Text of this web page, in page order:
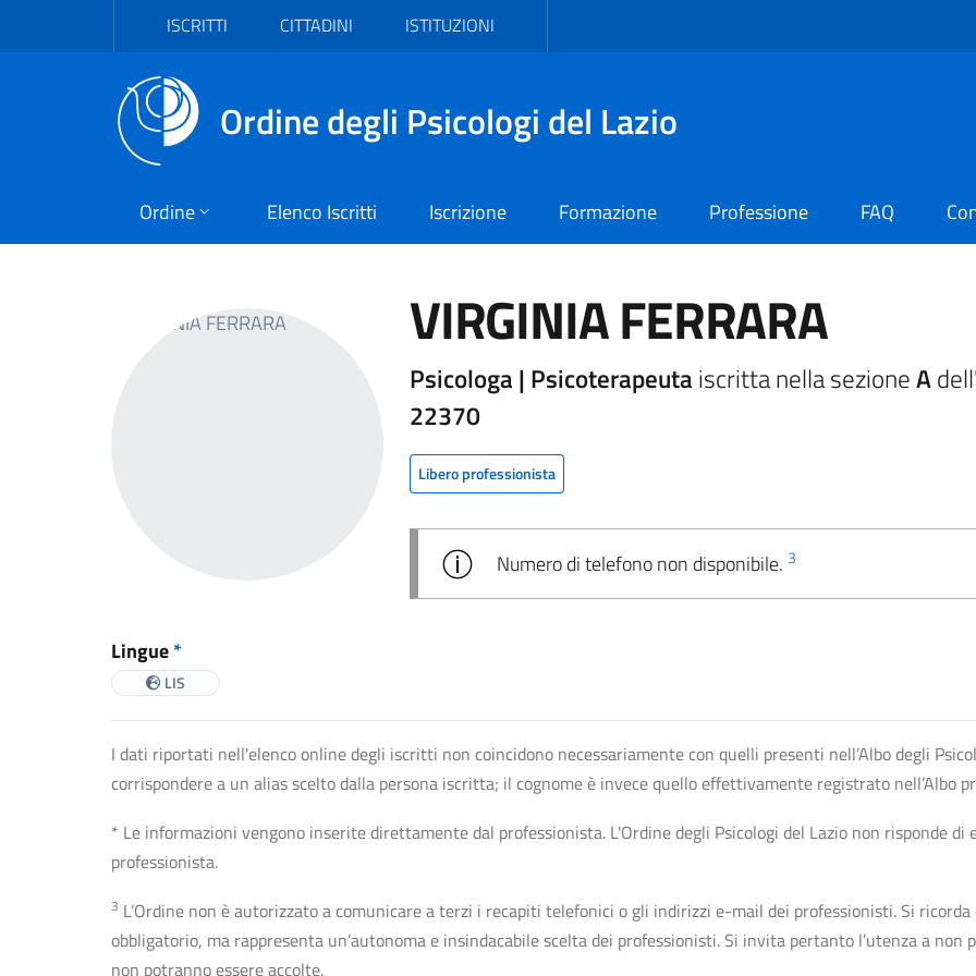
Vai al contenuto principale
ISCRITTI CITTADINI ISTITUZIONI
Ordine degli Psicologi del Lazio
Ordine Elenco Iscritti Iscrizione Formazione Professione FAQ
VIRGINIA FERRARA
Psicologa | Psicoterapeuta iscritta nella sezioneA
22370
Libero professionista
Numero di telefono non disponibile. 3
Lingue*
LIS
I dati riportati nell'elenco online degli iscritti non coincidono necessariamente con quelli presenti nell’Albo degli
corrispondere a un alias scelto dalla persona iscritta; il cognome è invece quello effettivamente registrato nell’Albo
* Le informazioni vengono inserite direttamente dal professionista. L'Ordine degli Psicologi del Lazio non risponde
professionista.
3 L’Ordine non è autorizzato a comunicare a terzi i recapiti telefonici o gli indirizzi e-mail dei professionisti. Si
obbligatorio, ma rappresenta un’autonoma e insindacabile scelta dei professionisti. Si invita pertanto l’utenza a
non potranno essere accolte.